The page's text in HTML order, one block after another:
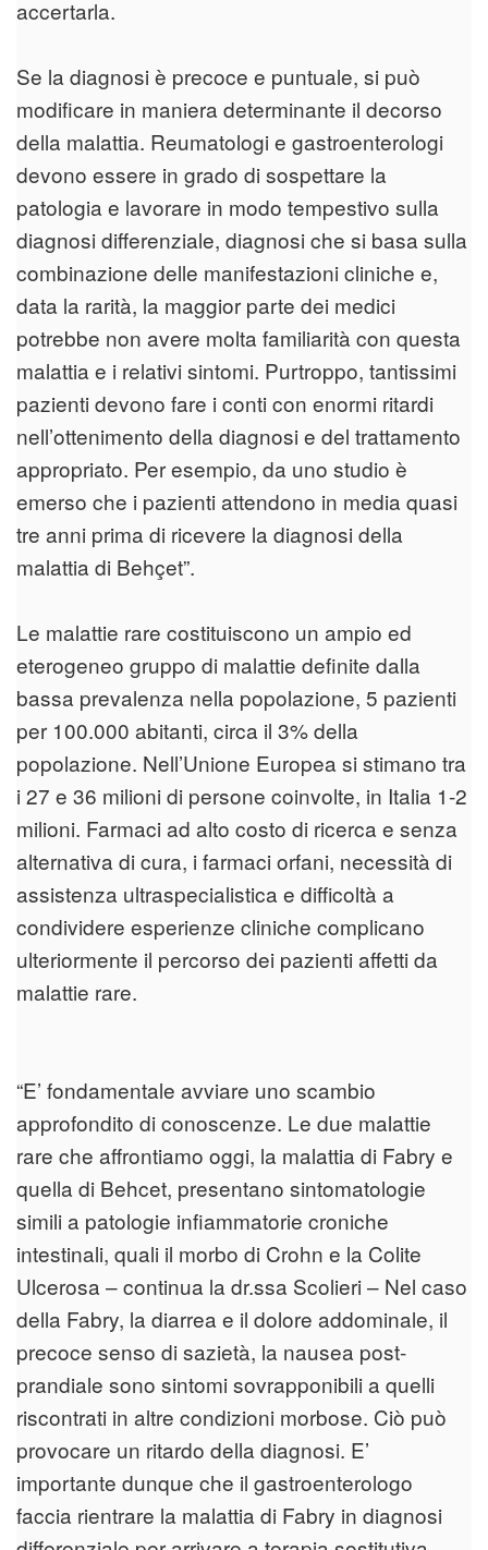
accertarla.
Se la diagnosi è precoce e puntuale, si può
modificare in maniera determinante il decorso
della malattia. Reumatologi e gastroenterologi
devono essere in grado di sospettare la
patologia e lavorare in modo tempestivo sulla
diagnosi differenziale, diagnosi che si basa sulla
combinazione delle manifestazioni cliniche e,
data la rarità, la maggior parte dei medici
potrebbe non avere molta familiarità con questa
malattia e i relativi sintomi. Purtroppo, tantissimi
pazienti devono fare i conti con enormi ritardi
nell’ottenimento della diagnosi e del trattamento
appropriato. Per esempio, da uno studio è
emerso che i pazienti attendono in media quasi
tre anni prima di ricevere la diagnosi della
malattia di Behçet”.
Le malattie rare costituiscono un ampio ed
eterogeneo gruppo di malattie definite dalla
bassa prevalenza nella popolazione, 5 pazienti
per 100.000 abitanti, circa il 3% della
popolazione. Nell’Unione Europea si stimano tra
i 27 e 36 milioni di persone coinvolte, in Italia 1-2
milioni. Farmaci ad alto costo di ricerca e senza
alternativa di cura, i farmaci orfani, necessità di
assistenza ultraspecialistica e difficoltà a
condividere esperienze cliniche complicano
ulteriormente il percorso dei pazienti affetti da
malattie rare.
“E’ fondamentale avviare uno scambio
approfondito di conoscenze. Le due malattie
rare che affrontiamo oggi, la malattia di Fabry e
quella di Behcet, presentano sintomatologie
simili a patologie infiammatorie croniche
intestinali, quali il morbo di Crohn e la Colite
Ulcerosa – continua la dr.ssa Scolieri – Nel caso
della Fabry, la diarrea e il dolore addominale, il
precoce senso di sazietà, la nausea post-
prandiale sono sintomi sovrapponibili a quelli
riscontrati in altre condizioni morbose. Ciò può
provocare un ritardo della diagnosi. E’
importante dunque che il gastroenterologo
faccia rientrare la malattia di Fabry in diagnosi